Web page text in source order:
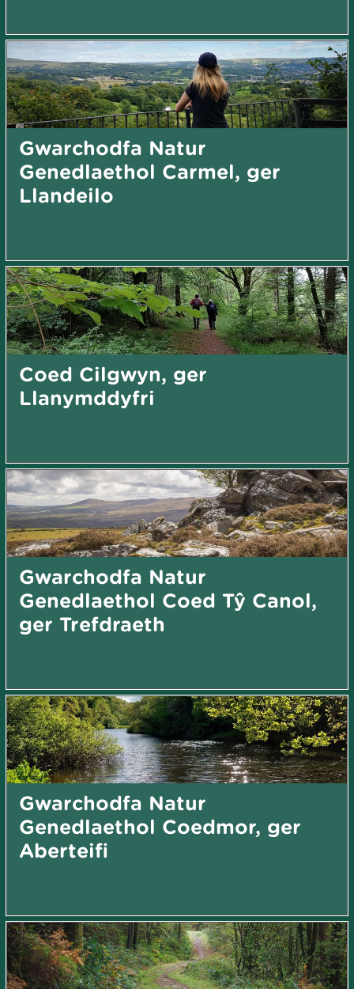
Gwarchodfa Natur
Genedlaethol Carmel, ger
Llandeilo
Coed Cilgwyn, ger
Llanymddyfri
Gwarchodfa Natur
Genedlaethol Coed Tŷ Canol,
ger Trefdraeth
Gwarchodfa Natur
Genedlaethol Coedmor, ger
Aberteifi